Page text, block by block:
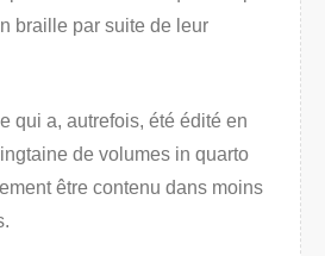
braille par suite de leur
qui a, autrefois, été édité en
de volumes in quarto
être contenu dans moins